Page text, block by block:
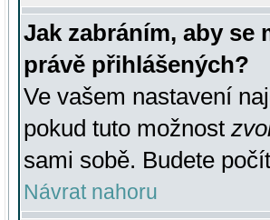
Jak zabráním, aby se
právě přihlášených?
Ve vašem nastavení
pokud tuto možnost
sami sobě. Budete
Návrat nahoru